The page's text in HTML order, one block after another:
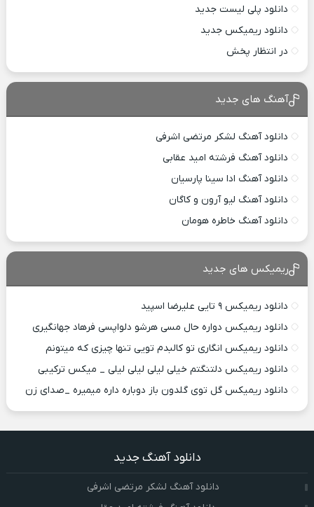
دانلود پلی لیست جدید
دانلود ریمیکس جدید
در انتظار پخش
آهنگ های جدید
دانلود آهنگ لشکر مرتضی اشرفی
دانلود آهنگ فرشته امید عقابی
دانلود آهنگ ادا سینا پارسیان
دانلود آهنگ لیو آرون و کاگان
دانلود آهنگ خاطره هومان
ریمیکس های جدید
دانلود ریمیکس ۹ تایی علیرضا اسپید
دانلود ریمیکس دواره حال مسی هرشو دلواپسی فرهاد جهانگیری
دانلود ریمیکس انگاری تو کالبدم تویی تنها چیزی که میتونم
دانلود ریمیکس دلتنگتم خیلی لیلی لیلی لیلی _ میکس ترکیبی
دانلود ریمیکس گل توی گلدون باز دوباره داره میمیره _صدای زن
دانلود آهنگ جدید
دانلود آهنگ لشکر مرتضی اشرفی